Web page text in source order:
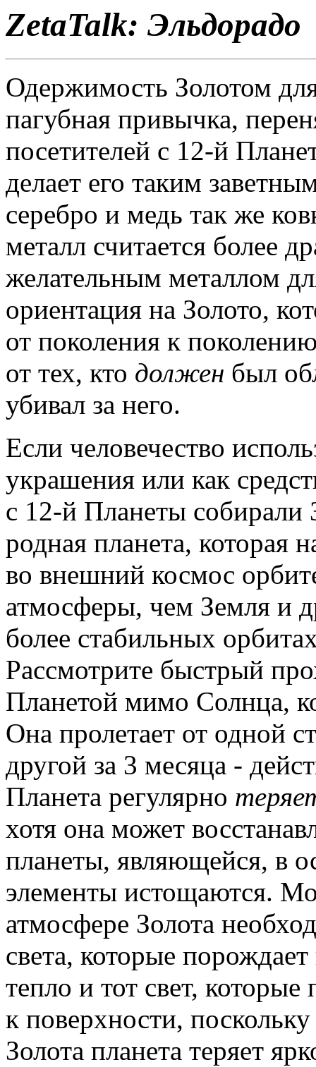
ZetaTalk: Эльдорадо
Одержимость Золотом
пагубная привычка,
посетителей с 12-й
делает его таким
серебро и медь так же
металл считается более
желательным металлом
ориентация на Золото,
от поколения к
от тех, кто должен был
убивал за него.
Если человечество
украшения или как
с 12-й Планеты
родная планета, которая
во внешний космос
атмосферы, чем Земля и
более стабильных
Рассмотрите быстрый
Планетой мимо Солнца,
Она пролетает от одной
другой за 3 месяца -
Планета регулярно
хотя она может
планеты, являющейся, в
элементы истощаются.
атмосфере Золота
света, которые
тепло и тот свет,
к поверхности,
Золота планета теряет